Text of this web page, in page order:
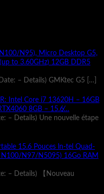
N95), Micro Desktop G5,
to 3.60GHz) 12GB DDR5
– Details) GMKtec G5
[…]
Intel Core i7 13620H – 16GB
8GB – 15.6̸…
– Details) Une nouvelle étape
15.6 Pouces ln-tel Quad-
N100/N97/N5095) 16Go RAM
– Details) 【Nouveau